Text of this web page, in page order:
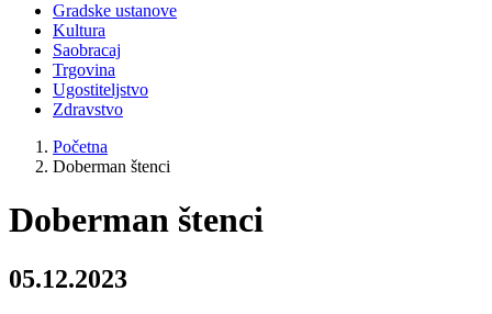
Gradske ustanove
Kultura
Saobracaj
Trgovina
Ugostiteljstvo
Zdravstvo
Početna
Doberman štenci
Doberman štenci
05.12.2023